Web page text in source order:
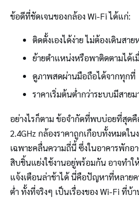
ข้อดีที่ชัดเจนของกล้อง Wi-Fi ได้แก่:
ติดตั้งเองได้ง่าย ไม่ต้องเดินสาย
ย้ายตำแหน่งหรือพาติดตามได้เ
ดูภาพสดผ่านมือถือได้จากทุกที่
ราคาเริ่มต้นต่ำกว่าระบบมีสายม
อย่างไรก็ตาม ข้อจำกัดที่พบบ่อยที่สุด
2.4GHz กล้องราคาถูกเกือบทั้งหมดใน
เฉพาะคลื่นความถี่นี้ ซึ่งในอาคารพัก
สิบชิ้นแย่งใช้งานอยู่พร้อมกัน อาจทำใ
แจ้งเตือนล่าช้าได้ นี่คือปัญหาที่หลาย
ต่ำ ทั้งที่จริงๆ เป็นเรื่องของ Wi-Fi ที่บ้